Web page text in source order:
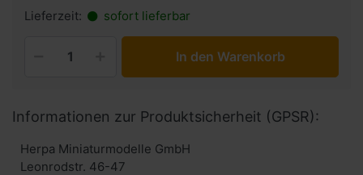
Lieferzeit: sofort lieferbar
In den Warenkorb
Informationen zur Produktsicherheit (GPSR):
Herpa Miniaturmodelle GmbH
Leonrodstr. 46-47